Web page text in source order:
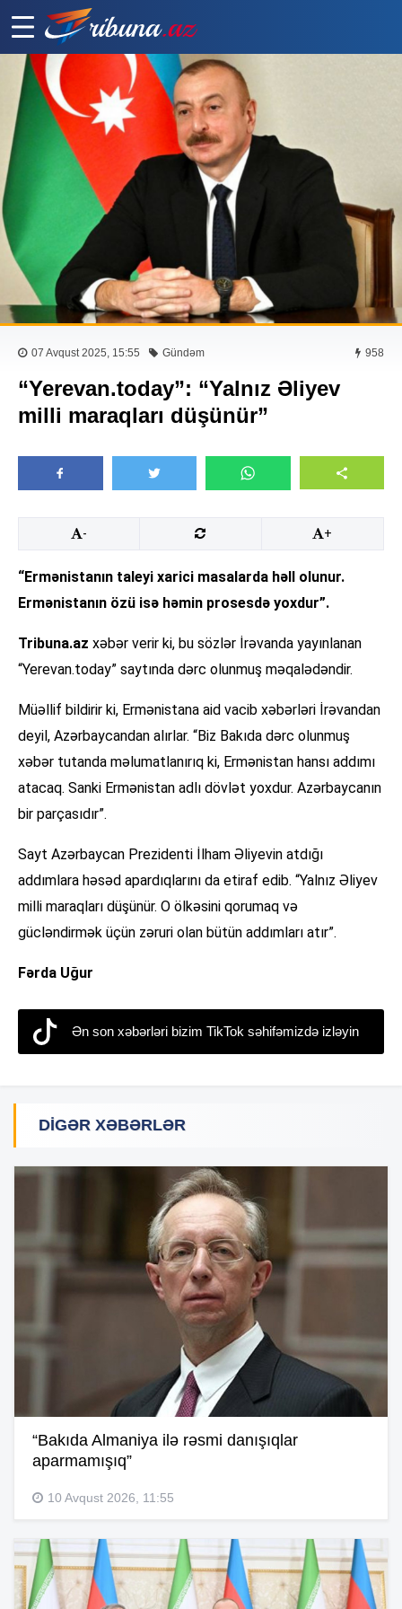
07 Avqust 2025, 15:55 Gündəm 958
“Yerevan.today”: “Yalnız Əliyev
milli maraqları düşünür”
- +
“Ermənistanın taleyi xarici masalarda həll olunur.
Ermənistanın özü isə həmin prosesdə yoxdur”.
Tribuna.az xəbər verir ki, bu sözlər İrəvanda yayınlanan
“Yerevan.today” saytında dərc olunmuş məqalədəndir.
Müəllif bildirir ki, Ermənistana aid vacib xəbərləri İrəvandan
deyil, Azərbaycandan alırlar. “Biz Bakıda dərc olunmuş
xəbər tutanda məlumatlanırıq ki, Ermənistan hansı addımı
atacaq. Sanki Ermənistan adlı dövlət yoxdur. Azərbaycanın
bir parçasıdır”.
Sayt Azərbaycan Prezidenti İlham Əliyevin atdığı
addımlara həsəd apardıqlarını da etiraf edib. “Yalnız Əliyev
milli maraqları düşünür. O ölkəsini qorumaq və
gücləndirmək üçün zəruri olan bütün addımları atır”.
Fərda Uğur
Ən son xəbərləri bizim TikTok səhifəmizdə izləyin
DIGƏR XƏBƏRLƏR
“Bakıda Almaniya ilə rəsmi danışıqlar
aparmamışıq”
10 Avqust 2026, 11:55